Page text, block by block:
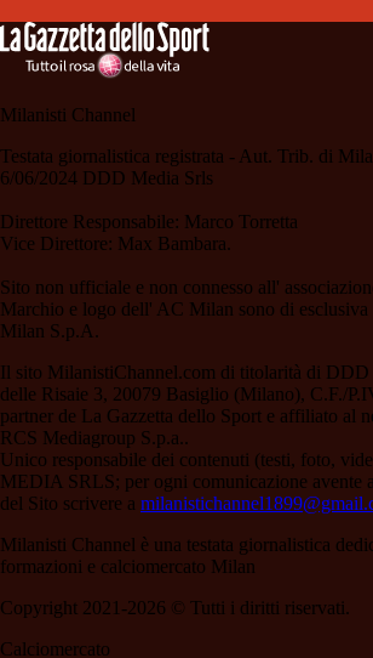
Milanisti Channel
Testata giornalistica registrata - Aut. Trib. di
6/06/2024 DDD Media Srls
Direttore Responsabile: Marco Torretta
Vice Direttore: Max Bambara.
Sito non ufficiale e non connesso all'
Marchio e logo dell' AC Milan sono di
Milan S.p.A.
Il sito MilanistiChannel.com di titolarità di
delle Risaie 3, 20079 Basiglio (Milano), C.F./
partner de La Gazzetta dello Sport e affiliato al
RCS Mediagroup S.p.a..
Unico responsabile dei contenuti (testi, foto,
MEDIA SRLS; per ogni comunicazione avente
del Sito scrivere a
Milanisti Channel è una testata giornalistica
formazioni e calciomercato Milan
Copyright 2021-2026 © Tutti i diritti riservati.
Calciomercato